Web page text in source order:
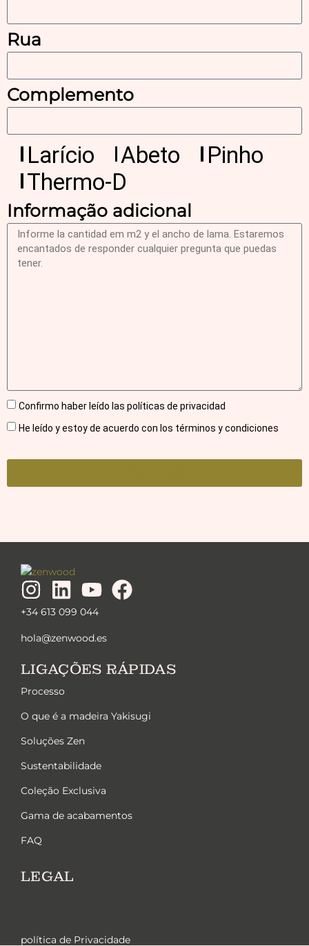
Rua
Complemento
Larício Abeto
Pinho
Thermo-D
Informação adicional
Confirmo haber leído las políticas de privacidad
He leído y estoy de acuerdo con los términos y condiciones
+34 613 099 044
hola@zenwood.es
LIGAÇÕES RÁPIDAS
Processo
O que é a madeira Yakisugi
Soluções Zen
Sustentabilidade
Coleção Exclusiva
Gama de acabamentos
FAQ
LEGAL
política de Privacidade